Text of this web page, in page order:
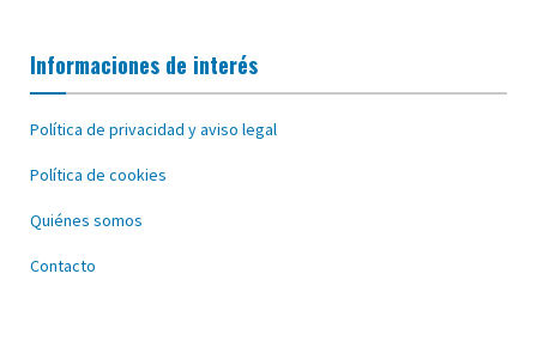
Informaciones de interés
Política de privacidad y aviso legal
Política de cookies
Quiénes somos
Contacto